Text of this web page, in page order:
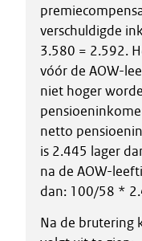
verschuldigde
3.580 = 2.592.
vóór de AOW-
niet hoger
netto
is 2.445 lager
na de AOW-
dan: 100/58 *
Na de brutering